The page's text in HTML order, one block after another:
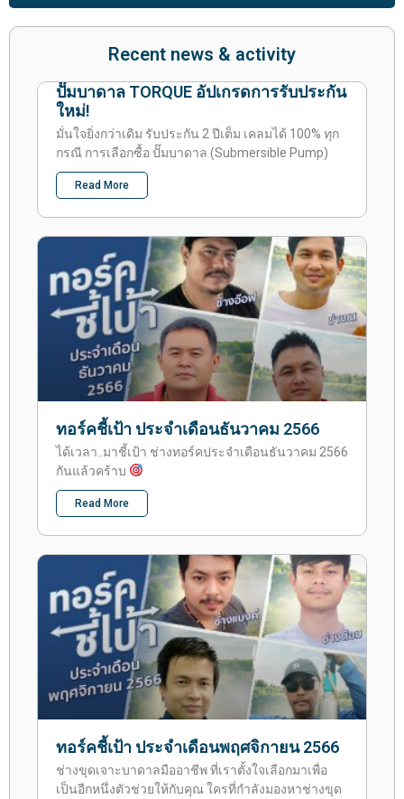
Recent news & activity
ปั๊มบาดาล TORQUE อัปเกรดการรับประกัน
ใหม่!
มั่นใจยิ่งกว่าเดิม รับประกัน 2 ปีเต็ม เคลมได้ 100% ทุก
กรณี การเลือกซื้อ ปั๊มบาดาล (Submersible Pump)
Read More
ทอร์คชี้เป้า ประจำเดือนธันวาคม 2566
ได้เวลา..มาชี้เป้า ช่างทอร์คประจำเดือนธันวาคม 2566
กันแล้วคร้าบ
Read More
ทอร์คชี้เป้า ประจำเดือนพฤศจิกายน 2566
ช่างขุดเจาะบาดาลมืออาชีพ ที่เราตั้งใจเลือกมาเพื่อ
เป็นอีกหนึ่งตัวช่วยให้กับคุณ ใครที่กำลังมองหาช่างขุด